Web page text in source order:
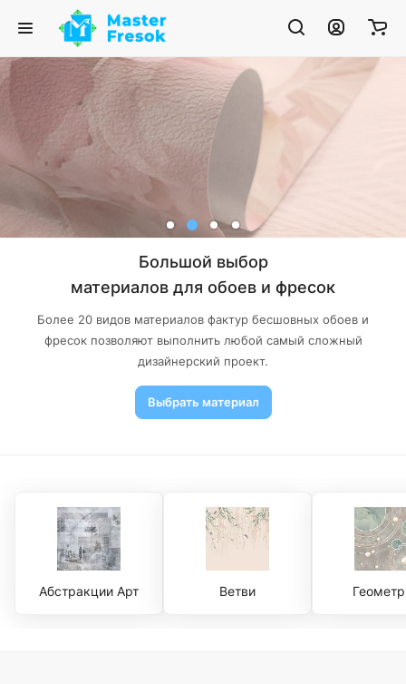
Большой выбор
материалов для обоев и фресок
Более 20 видов материалов фактур бесшовных обоев и
фресок позволяют выполнить любой самый сложный
дизайнерский проект.
Выбрать материал
Абстракции Арт Ветви